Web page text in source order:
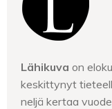
Lähikuva on
keskittynyt
neljä kertaa